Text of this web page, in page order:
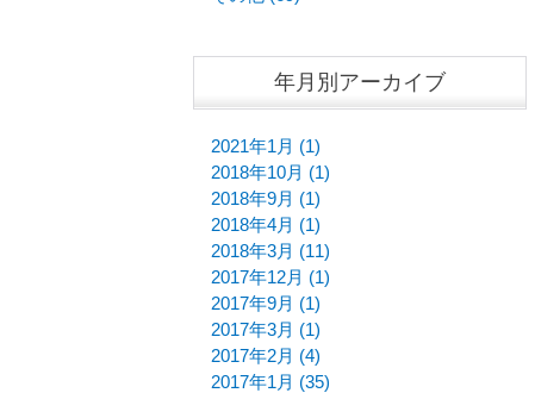
年月別アーカイブ
2021年1月 (1)
2018年10月 (1)
2018年9月 (1)
2018年4月 (1)
2018年3月 (11)
2017年12月 (1)
2017年9月 (1)
2017年3月 (1)
2017年2月 (4)
2017年1月 (35)